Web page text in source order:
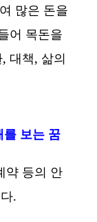
많은 돈을
어 목돈을
대책, 삶의
를 보는 꿈
약 등의 안
.